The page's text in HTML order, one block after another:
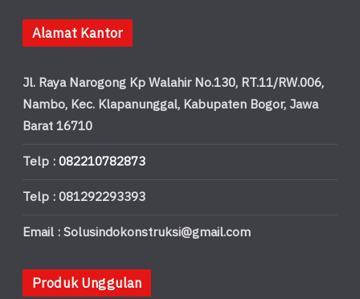
Alamat Kantor
Jl. Raya Narogong Kp Walahir No.130, RT.11/RW.006,
Nambo, Kec. Klapanunggal, Kabupaten Bogor, Jawa
Barat 16710
Telp :082210782873
Telp : 081292293393
Email : Solusindokonstruksi@gmail.com
Produk Unggulan